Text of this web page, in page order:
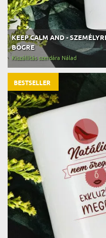
KEEP CALM AND -
BÖGRE
Kiszállítás szerdára Nálad
BESTSELLER